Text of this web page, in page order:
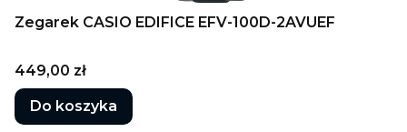
Zegarek CASIO EDIFICE EFV-100D-2AVUEF
Cena
449,00 zł
Do koszyka